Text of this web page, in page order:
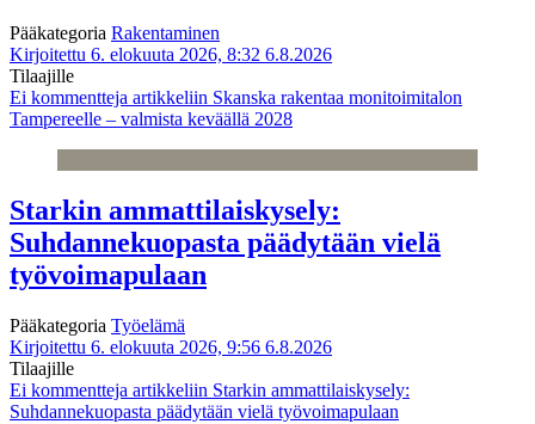
Pääkategoria Rakentaminen
Kirjoitettu 6. elokuuta 2026, 8:32 6.8.2026
Tilaajille
Ei kommentteja artikkeliin Skanska rakentaa monitoimitalon
Tampereelle – valmista keväällä 2028
Starkin ammattilaiskysely:
Suhdannekuopasta päädytään vielä
työvoimapulaan
Pääkategoria Työelämä
Kirjoitettu 6. elokuuta 2026, 9:56 6.8.2026
Tilaajille
Ei kommentteja artikkeliin Starkin ammattilaiskysely:
Suhdannekuopasta päädytään vielä työvoimapulaan